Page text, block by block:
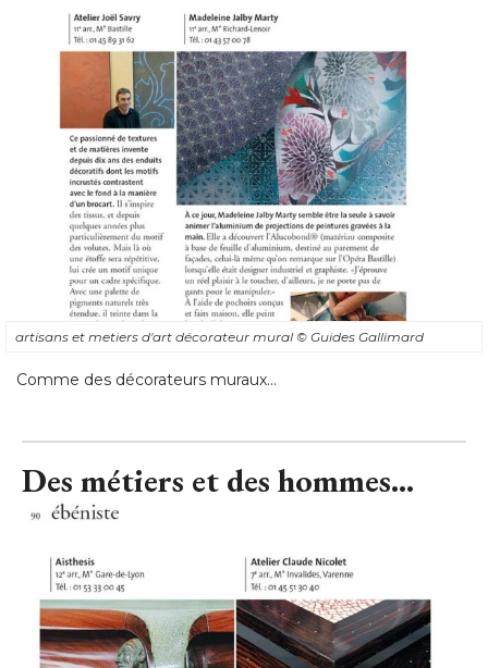
artisans et metiers d'art décorateur mural © Guides Gallimard
Comme des décorateurs muraux...
Des métiers et des hommes...